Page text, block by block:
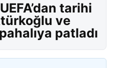
tarihi
ve
patladı